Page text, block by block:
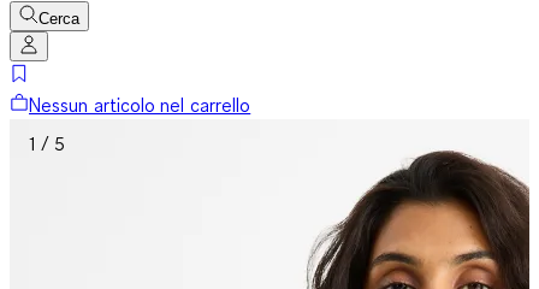
Cerca
Nessun articolo nel carrello
1 / 5